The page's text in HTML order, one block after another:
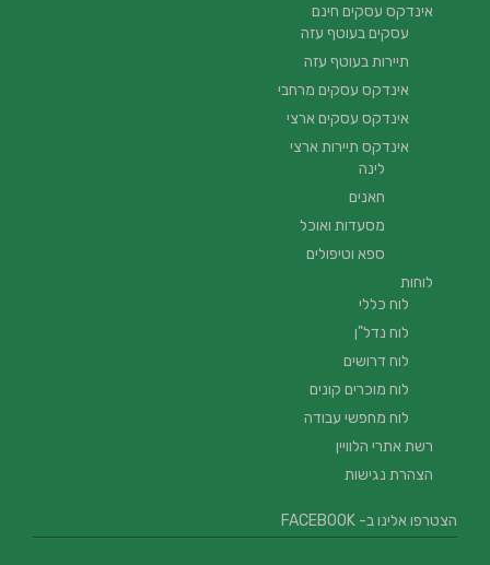
אינדקס עסקים חינם
עסקים בעוטף עזה
תיירות בעוטף עזה
אינדקס עסקים מרחבי
אינדקס עסקים ארצי
אינדקס תיירות ארצי
לינה
חאנים
מסעדות ואוכל
ספא וטיפולים
לוחות
לוח כללי
לוח נדל"ן
לוח דרושים
לוח מוכרים קונים
לוח מחפשי עבודה
רשת אתרי הלוויין
הצהרת נגישות
הצטרפו אלינו ב- FACEBOOK